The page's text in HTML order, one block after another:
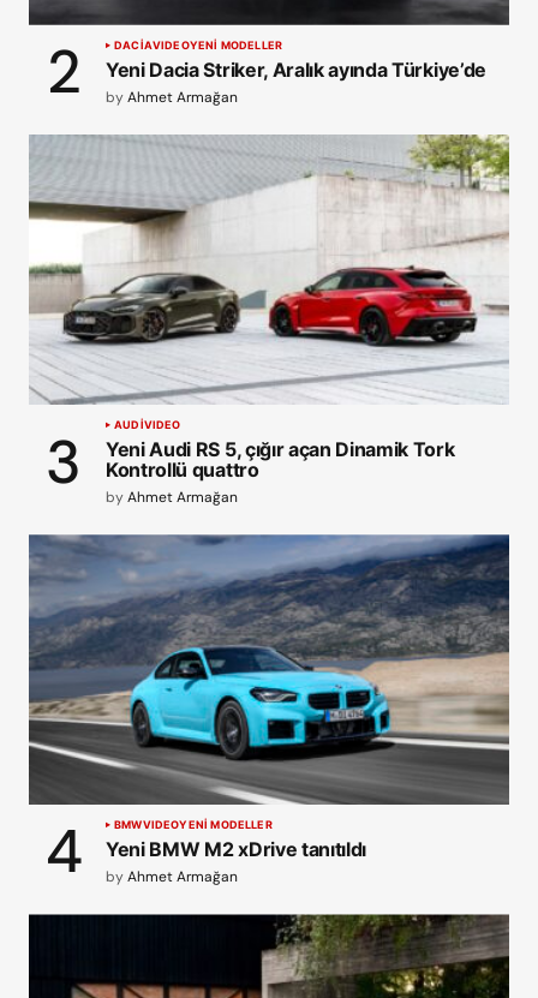
DACIAVIDEOYENİ MODELLER
Yeni Dacia Striker, Aralık ayında Türkiye’de
byAhmet Armağan
AUDIVIDEO
Yeni Audi RS 5, çığır açan Dinamik Tork
Kontrollü quattro
byAhmet Armağan
BMWVIDEOYENİ MODELLER
Yeni BMW M2 xDrive tanıtıldı
byAhmet Armağan